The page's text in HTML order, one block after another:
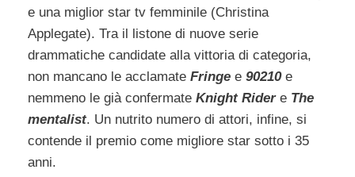
e una miglior star tv femminile (Christina
Applegate). Tra il listone di nuove serie
drammatiche candidate alla vittoria di categoria,
non mancano le acclamate Fringe e 90210e
nemmeno le già confermate Knight Ridere The
mentalist. Un nutrito numero di attori, infine, si
contende il premio come migliore star sotto i 35
anni.